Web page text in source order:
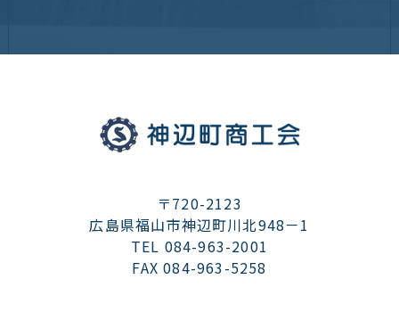
〒720-2123
広島県福山市神辺町川北948－1
TEL 084-963-2001
FAX 084-963-5258